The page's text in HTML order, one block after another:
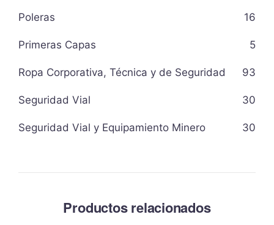
Poleras 16
Primeras Capas 5
Ropa Corporativa, Técnica y de Seguridad 93
Seguridad Vial 30
Seguridad Vial y Equipamiento Minero 30
Productos relacionados